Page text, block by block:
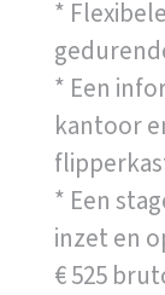
*
* Een
kantoor
* Een
inzet en
€ 525